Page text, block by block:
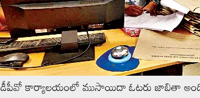
డీపీవో కార్యాలయంలో ముసాయిదా ఓటరు జాబితా